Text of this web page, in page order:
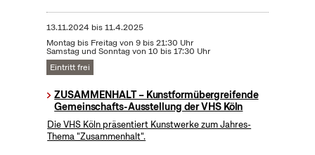
13.11.2024 bis11.4.2025
Montag bis Freitag von 9 bis 21:30 Uhr
Samstag und Sonntag von 10 bis 17:30 Uhr
Eintritt frei
ZUSAMMENHALT – Kunstformübergreifende
Gemeinschafts-Ausstellung der VHS Köln
Die VHS Köln präsentiert Kunstwerke zum Jahres-
Thema "Zusammenhalt".